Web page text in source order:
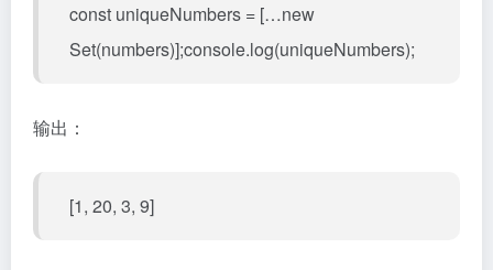
const uniqueNumbers = […new
Set(numbers)];console.log(uniqueNumbers);
输出：
[1, 20, 3, 9]